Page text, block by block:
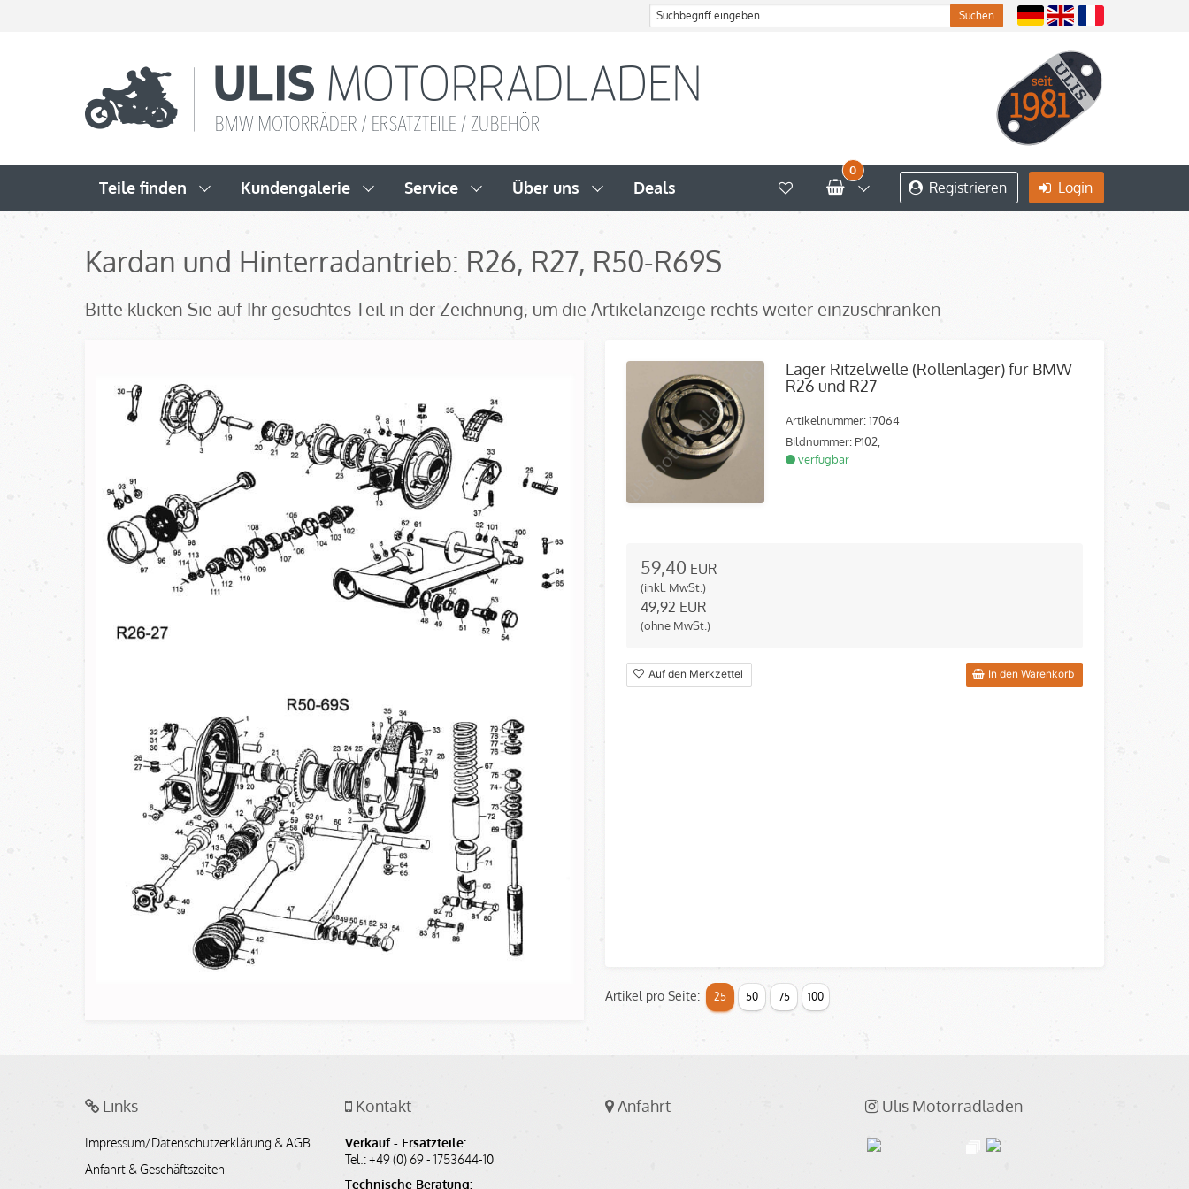
Teile finden Kundengalerie Service Über uns Deals
0
Registrieren Login
Kardan und Hinterradantrieb: R26, R27, R50-R69S
Bitte klicken Sie auf Ihr gesuchtes Teil in der Zeichnung, um die Artikelanzeige rechts weiter einzuschränken
Lager Ritzelwelle (Rollenlager) für BMW
R26 und R27
Artikelnummer: 17064
Bildnummer: P102,
verfügbar
59,40 EUR
(inkl. MwSt.)
49,92 EUR
(ohne MwSt.)
Auf den Merkzettel In den Warenkorb
Artikel pro Seite: 25 50 75 100
Links
Impressum/Datenschutzerklärung & AGB
Anfahrt & Geschäftszeiten
Kontakt
Verkauf - Ersatzteile:
Tel.: +49 (0) 69 - 1753644-10
Technische Beratung:
Anfahrt Ulis Motorradladen